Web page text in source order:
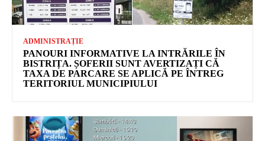
ADMINISTRAȚIE
PANOURI INFORMATIVE LA INTRĂRILE ÎN
BISTRIȚA. ȘOFERII SUNT AVERTIZAȚI CĂ
TAXA DE PARCARE SE APLICĂ PE ÎNTREG
TERITORIUL MUNICIPIULUI